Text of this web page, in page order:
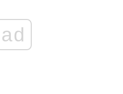
ad